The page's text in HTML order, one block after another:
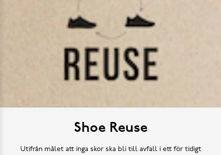
Shoe Reuse
Utifrån målet att inga skor ska bli till avfall i ett för tidigt